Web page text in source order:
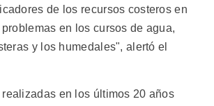
de los recursos costeros en
en los cursos de agua,
y los humedales", alertó el
en los últimos 20 años